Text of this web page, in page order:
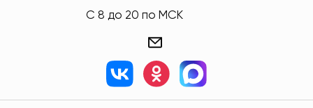
C 8 до 20 по МСК